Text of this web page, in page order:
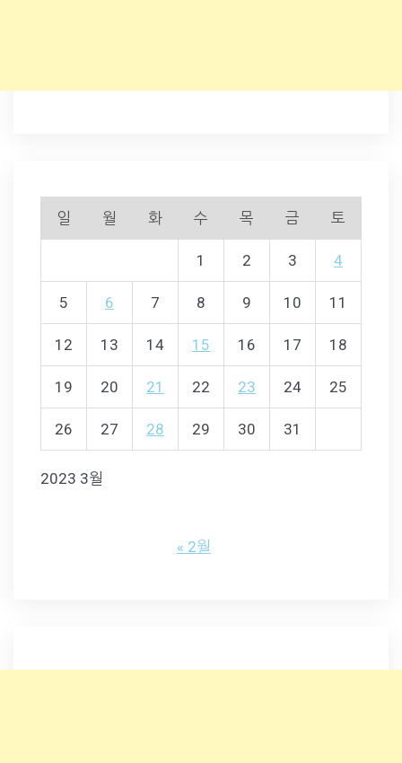
2023 3월
일 월 화 수 목 금 토
1 2 3 4
5 6 7 8 9 10 11
12 13 14 15 16 17 18
19 20 21 22 23 24 25
26 27 28 29 30 31
« 2월